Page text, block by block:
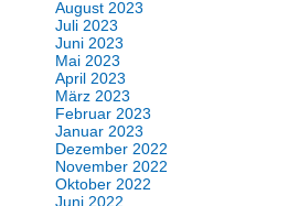
August 2023
Juli 2023
Juni 2023
Mai 2023
April 2023
März 2023
Februar 2023
Januar 2023
Dezember 2022
November 2022
Oktober 2022
Juni 2022